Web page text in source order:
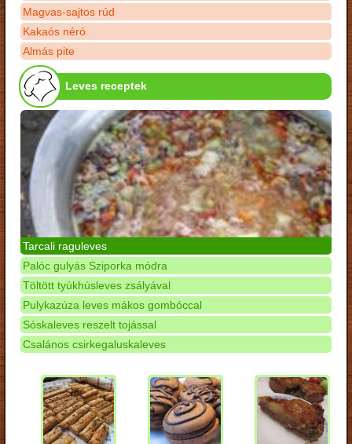
Magvas-sajtos rúd
Kakaós néró
Almás pite
Leves receptek
Tarcali raguleves
Palóc gulyás Sziporka módra
Töltött tyúkhúsleves zsályával
Pulykazúza leves mákos gombóccal
Sóskaleves reszelt tojással
Csalános csirkegaluskaleves